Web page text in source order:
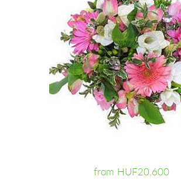
from HUF20,600